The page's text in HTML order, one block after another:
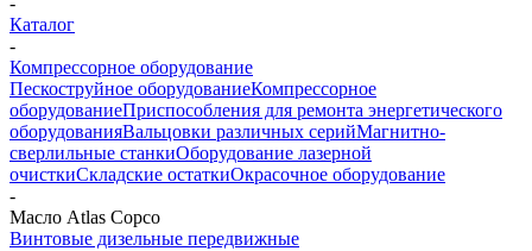
Каталог
-
Компрессорное оборудование
Пескоструйное оборудованиеКомпрессорное
оборудованиеПриспособления для ремонта энергетического
оборудованияВальцовки различных серийМагнитно-
сверлильные станкиОборудование лазерной
очисткиСкладские остаткиОкрасочное оборудование
-
Масло Atlas Copco
Винтовые дизельные передвижные